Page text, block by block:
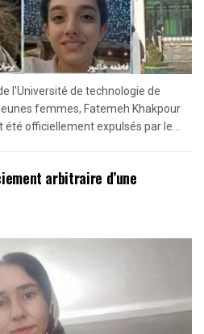
l'Université de technologie de
femmes, Fatemeh Khakpour
été officiellement expulsés par le...
arbitraire d’une